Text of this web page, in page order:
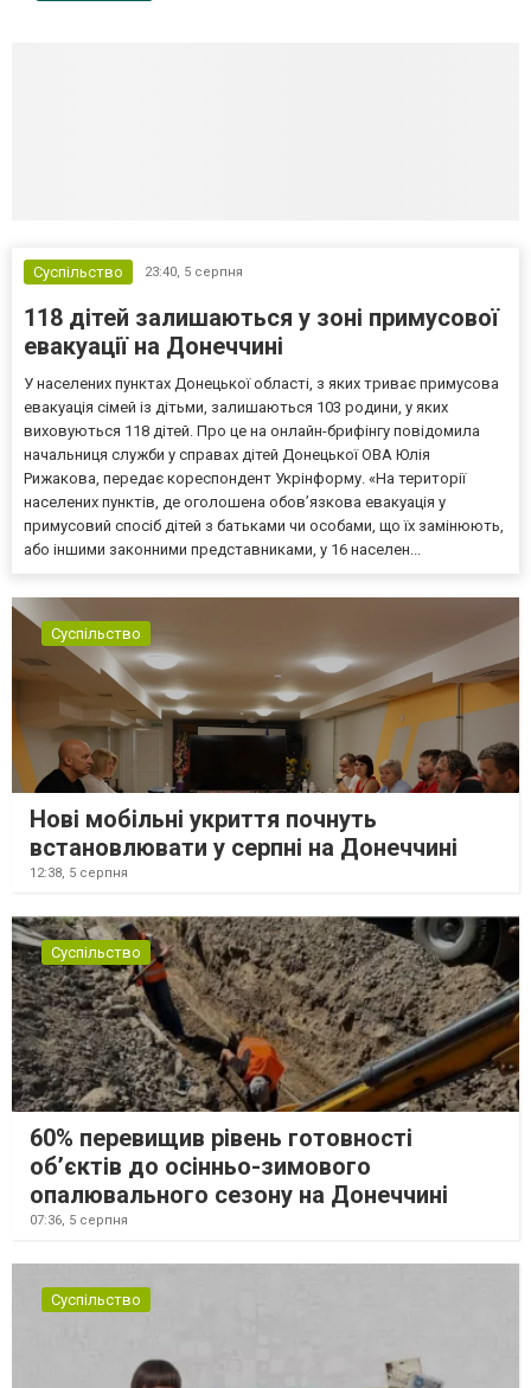
Суспільство 23:40, 5 серпня
118 дітей залишаються у зоні примусової
евакуації на Донеччині
У населених пунктах Донецької області, з яких триває примусова
евакуація сімей із дітьми, залишаються 103 родини, у яких
виховуються 118 дітей. Про це на онлайн-брифінгу повідомила
начальниця служби у справах дітей Донецької ОВА Юлія
Рижакова, передає кореспондент Укрінформу. «На території
населених пунктів, де оголошена обов’язкова евакуація у
примусовий спосіб дітей з батьками чи особами, що їх замінюють,
або іншими законними представниками, у 16 населен...
Суспільство
Нові мобільні укриття почнуть
встановлювати у серпні на Донеччині
12:38, 5 серпня
Суспільство
60% перевищив рівень готовності
об’єктів до осінньо-зимового
опалювального сезону на Донеччині
07:36, 5 серпня
Суспільство